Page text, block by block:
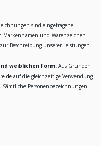
sind eingetragene
und Warenzeichen
Beschreibung unserer Leistungen.
weiblichen Form: Aus Gründen
auf die gleichzeitige Verwendung
Personenbezeichnungen